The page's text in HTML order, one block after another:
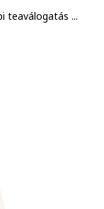
teaválogatás ...